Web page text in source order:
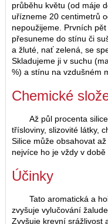
průběhu květu (od máje
uřízneme 20 centimetrů
nepoužijeme. Prvních
přesuneme do stínu či
a žluté, nať zelená, se
Skladujeme ji v suchu
%) a stínu na vzdušném
Chemické
Až půl procenta
třísloviny, slizovité látky,
Silice může obsahovat
nejvíce ho je vždy v době
Účinky
Tato aromatická a
zvyšuje vylučování
Zvyšuje krevní srážlivost